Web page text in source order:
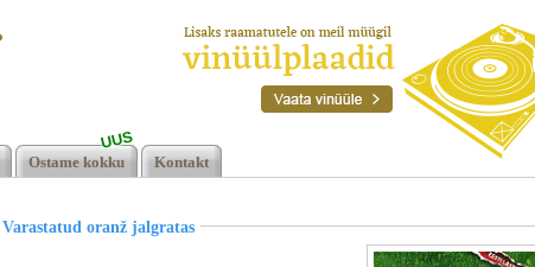
Ostame kokku
UUS
Kontakt
Varastatud oranž jalgratas